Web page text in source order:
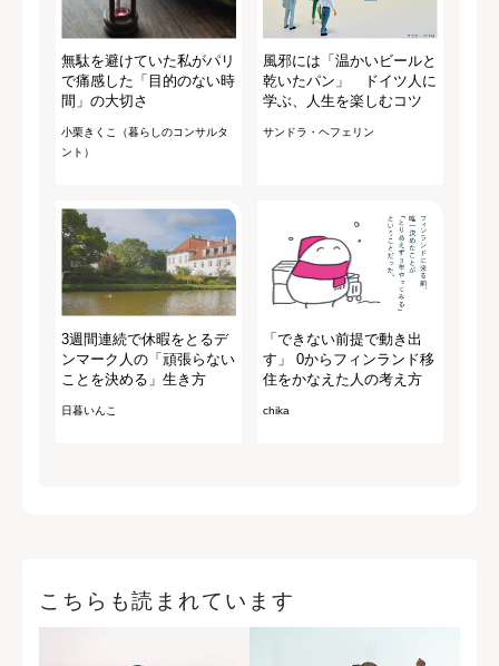
無駄を避けていた私がパリ
で痛感した「目的のない時
間」の大切さ
小栗きくこ（暮らしのコンサルタ
ント）
風邪には「温かいビールと
乾いたパン」 ドイツ人に
学ぶ、人生を楽しむコツ
サンドラ・ヘフェリン
3週間連続で休暇をとるデ
ンマーク人の「頑張らない
ことを決める」生き方
日暮いんこ
「できない前提で動き出
す」 0からフィンランド移
住をかなえた人の考え方
chika
こちらも読まれています